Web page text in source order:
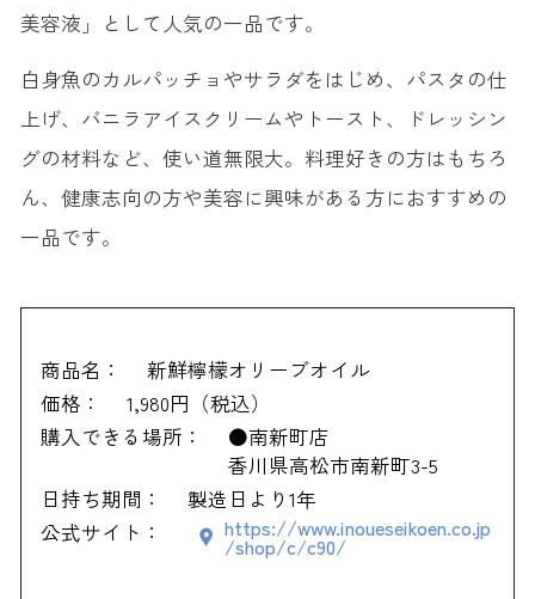
美容液」として人気の一品です。
白身魚のカルパッチョやサラダをはじめ、パスタの仕
上げ、バニラアイスクリームやトースト、ドレッシン
グの材料など、使い道無限大。料理好きの方はもちろ
ん、健康志向の方や美容に興味がある方におすすめの
一品です。
商品名：
新鮮檸檬オリーブオイル
価格：
1,980円（税込）
購入できる場所：
●南新町店
香川県高松市南新町3-5
日持ち期間：
製造日より1年
公式サイト：
https://www.inoueseikoen.co.jp
/shop/c/c90/